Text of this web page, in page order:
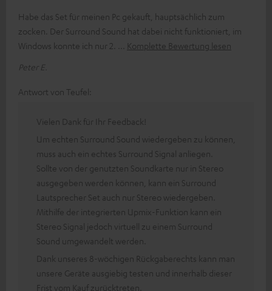
Habe das Set für meinen Pc gekauft, hauptsächlich zum
zocken. Der Surround Sound hat dabei nicht funktioniert, im
Windows konnte ich nur 2.
Komplette Bewertung lesen
Peter E.
Antwort von Teufel:
Vielen Dank für Ihr Feedback!
Um echten Surround Sound wiedergeben zu können,
muss auch ein echtes Surround Signal anliegen.
Sollte von der genutzten Soundkarte nur in Stereo
ausgegeben werden können, kann ein Surround
Lautsprecher Set auch nur Stereo wiedergeben.
Mithilfe der integrierten Upmix-Funktion kann ein
Stereo Signal jedoch virtuell zu einem Surround
Sound umgewandelt werden.
Dank unseres 8-wöchigen Rückgaberechts kann man
unsere Geräte ausgiebig testen und innerhalb dieser
Frist vom Kauf zurücktreten.